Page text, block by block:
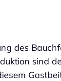
des
sind